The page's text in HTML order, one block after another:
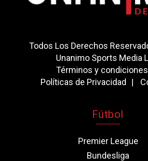
Todos Los Derechos
Unanimo Sports Media
Términos y condiciones
Políticas de Privacidad
Fútbol
Premier League
Bundesliga